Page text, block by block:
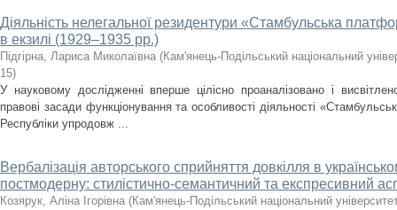
Діяльність нелегальної резидентури «Стамбульська
в екзилі (1929–1935 рр.)
Підгірна, Лариса Миколаївна (Кам'янець-Подільський національний
15)
У науковому дослідженні вперше цілісно проаналізовано і
правові засади функціонування та особливості діяльності
Республіки упродовж ...
Вербалізація авторського сприйняття довкілля в
постмодерну: стилістично-семантичний та експресивний
Козярук, Аліна Ігорівна (Кам'янець-Подільський національний